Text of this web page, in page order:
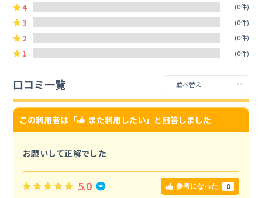
4 (0件)
3 (0件)
2 (0件)
1 (0件)
口コミ一覧
この利用者は「 また利用したい」と回答しました
お願いして正解でした
5.0 参考になった 0